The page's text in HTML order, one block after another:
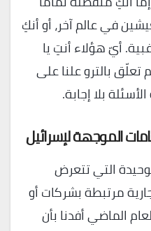
في عالم آخر، أو أنكِ
أيّ هؤلاء أنتِ يا
تعلّق بالترو علنا على
بلا إجابة.
الموجهة لإسرائيل
التي تتعرض
مرتبطة بشركات أو
الماضي أفدنا بأن